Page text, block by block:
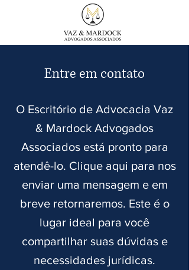
Entre em contato
O Escritório de Advocacia Vaz
& Mardock Advogados
Associados está pronto para
atendê-lo. Clique aqui para nos
enviar uma mensagem e em
breve retornaremos. Este é o
lugar ideal para você
compartilhar suas dúvidas e
necessidades jurídicas.